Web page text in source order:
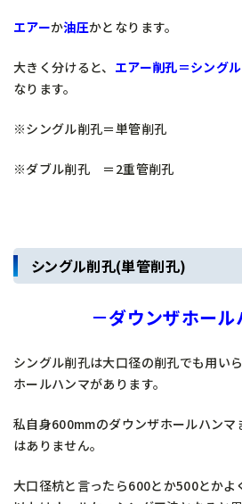
エアーか油圧かとなります。
大きく分けると、 エアー削孔＝シング
なります。
※シングル削孔＝単管削孔
※ダブル削孔 ＝2重管削孔
シングル削孔(単管削孔)
－ダウンザホール
シングル削孔は大口径の削孔でも用い
ホールハンマがあります。
私自身600mmのダウンザホールハンマ
はありません。
大口径杭と言ったら600とか500とかよ